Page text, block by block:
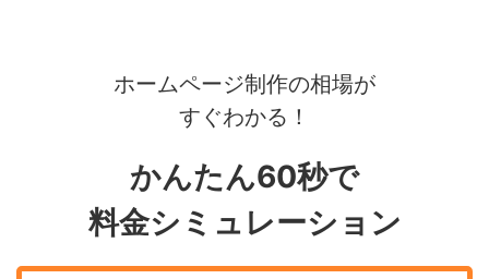
ホームページ制作の相場が
すぐわかる！
かんたん60秒で
料金シミュレーション